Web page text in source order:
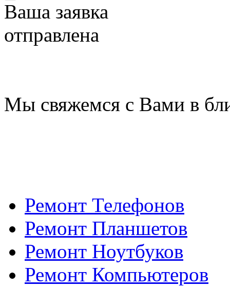
Ваша заявка
отправлена
Мы свяжемся с Вами в
Ремонт Телефонов
Ремонт Планшетов
Ремонт Ноутбуков
Ремонт Компьютеров